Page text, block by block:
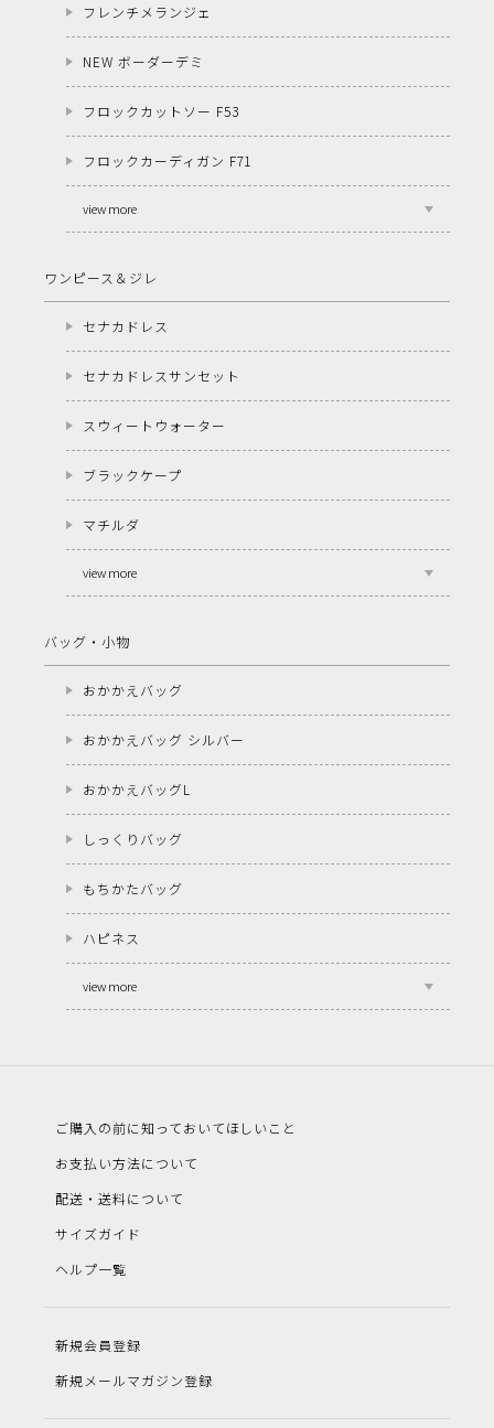
フレンチメランジェ
NEW ボーダーデミ
フロックカットソー F53
フロックカーディガン F71
view more
ワンピース＆ジレ
セナカドレス
セナカドレスサンセット
スウィートウォーター
ブラックケープ
マチルダ
view more
バッグ・小物
おかかえバッグ
おかかえバッグ シルバー
おかかえバッグL
しっくりバッグ
もちかたバッグ
ハピネス
view more
ご購入の前に知っておいてほしいこと
お支払い方法について
配送・送料について
サイズガイド
ヘルプ一覧
新規会員登録
新規メールマガジン登録